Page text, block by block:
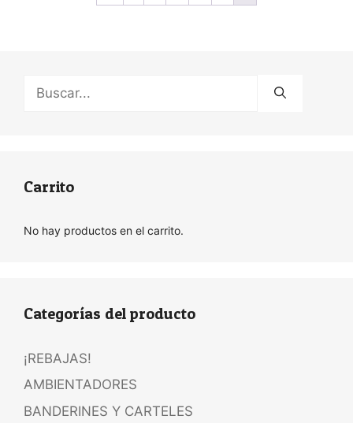
Carrito
No hay productos en el carrito.
Categorías del producto
¡REBAJAS!
AMBIENTADORES
BANDERINES Y CARTELES